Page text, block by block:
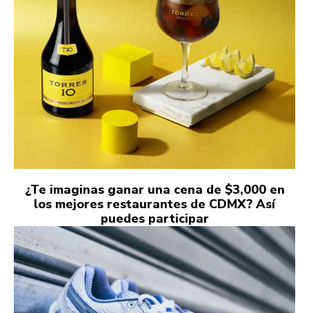
¿Te imaginas ganar una cena de $3,000 en
los mejores restaurantes de CDMX? Así
puedes participar